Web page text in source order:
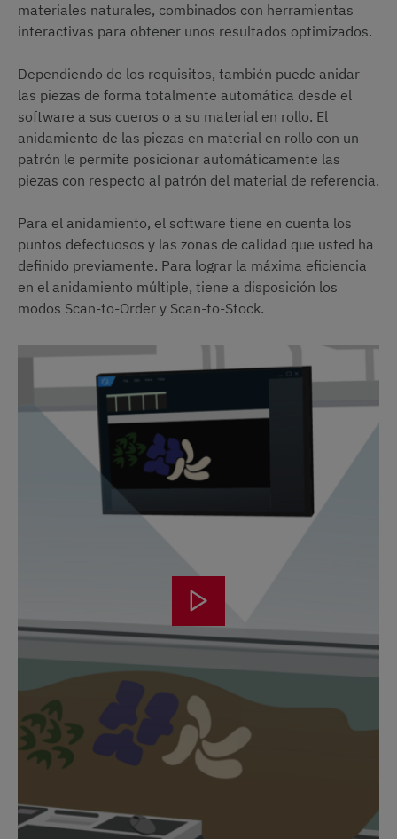
materiales naturales, combinados con herramientas
interactivas para obtener unos resultados optimizados.
Dependiendo de los requisitos, también puede anidar
las piezas de forma totalmente automática desde el
software a sus cueros o a su material en rollo. El
anidamiento de las piezas en material en rollo con un
patrón le permite posicionar automáticamente las
piezas con respecto al patrón del material de referencia.
Para el anidamiento, el software tiene en cuenta los
puntos defectuosos y las zonas de calidad que usted ha
definido previamente. Para lograr la máxima eficiencia
en el anidamiento múltiple, tiene a disposición los
modos Scan-to-Order y Scan-to-Stock.